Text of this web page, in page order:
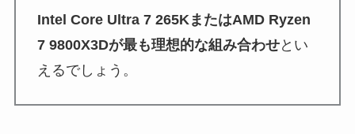
Intel Core Ultra 7 265KまたはAMD Ryzen
7 9800X3Dが最も理想的な組み合わせとい
えるでしょう。